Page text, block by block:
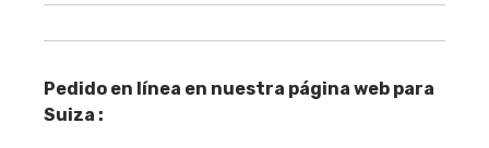
Pedido en línea en nuestra página web para
Suiza :